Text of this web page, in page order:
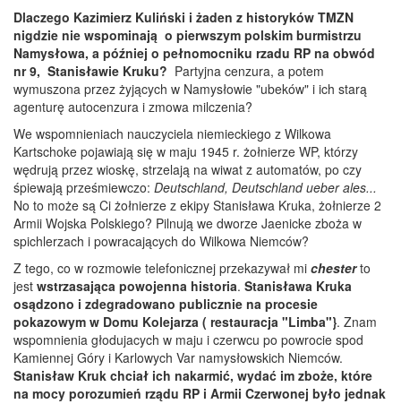
Dlaczego Kazimierz Kuliński i żaden z historyków TMZN
nigdzie nie wspominają o pierwszym polskim burmistrzu
Namysłowa, a później o pełnomocniku rzadu RP na obwód
nr 9, Stanisławie Kruku? Partyjna cenzura, a potem
wymuszona przez żyjących w Namysłowie "ubeków" i ich starą
agenturę autocenzura i zmowa milczenia?
We wspomnieniach nauczyciela niemieckiego z Wilkowa
Kartschoke pojawiają się w maju 1945 r. żołnierze WP, którzy
wędrują przez wioskę, strzelają na wiwat z automatów, po czy
śpiewają prześmiewczo: Deutschland, Deutschland ueber ales...
No to może są Ci żołnierze z ekipy Stanisława Kruka, żołnierze 2
Armii Wojska Polskiego? Pilnują we dworze Jaenicke zboża w
spichlerzach i powracających do Wilkowa Niemców?
Z tego, co w rozmowie telefonicznej przekazywał mi chesterto
jest wstrzasająca powojenna historia. Stanisława Kruka
osądzono i zdegradowano publicznie na procesie
pokazowym w Domu Kolejarza ( restauracja "Limba"}. Znam
wspomnienia głodujacych w maju i czerwcu po powrocie spod
Kamiennej Góry i Karlowych Var namysłowskich Niemców.
Stanisław Kruk chciał ich nakarmić, wydać im zboże, które
na mocy porozumień rządu RP i Armii Czerwonej było jednak